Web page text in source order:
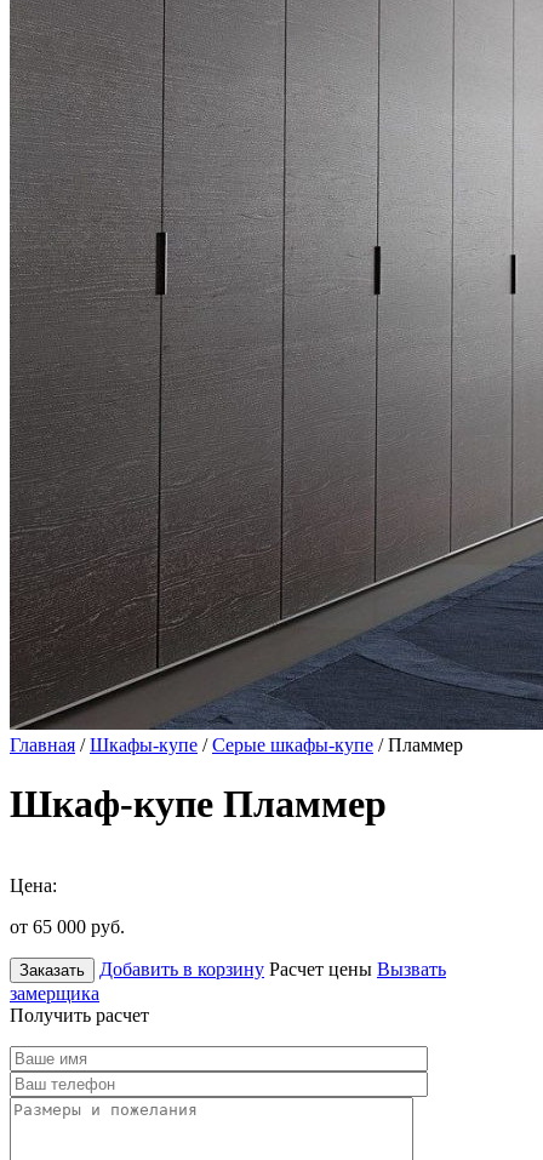
Главная /Шкафы-купе /Серые шкафы-купе / Пламмер
Шкаф-купе Пламмер
Цена:
от 65 000 руб.
Заказать Добавить в корзину Расчет цены Вызвать
замерщика
Получить расчет